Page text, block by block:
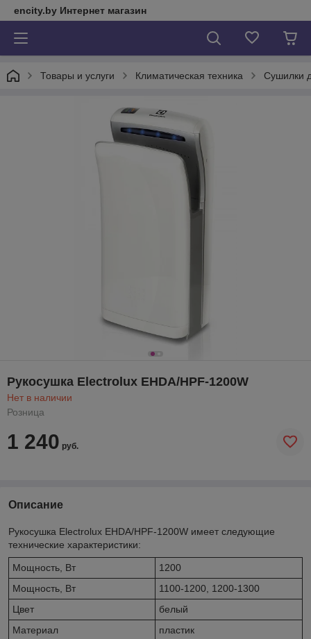
encity.by Интернет магазин
Товары и услуги Климатическая техника Сушилки
Рукосушка Electrolux EHDA/HPF-1200W
Нет в наличии
Розница
1 240 руб.
Описание
Рукосушка Electrolux EHDA/HPF-1200W имеет следующие
технические характеристики:
Мощность, Вт
1200
Мощность, Вт
1100-1200, 1200-1300
Цвет
белый
Материал
пластик